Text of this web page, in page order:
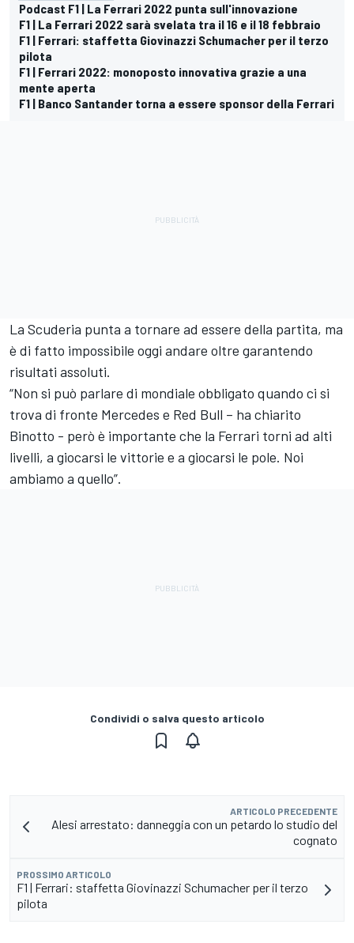
Podcast F1 | La Ferrari 2022 punta sull'innovazione
F1 | La Ferrari 2022 sarà svelata tra il 16 e il 18 febbraio
F1 | Ferrari: staffetta Giovinazzi Schumacher per il terzo
pilota
F1 | Ferrari 2022: monoposto innovativa grazie a una
mente aperta
F1 | Banco Santander torna a essere sponsor della Ferrari
La Scuderia punta a tornare ad essere della partita, ma
è di fatto impossibile oggi andare oltre garantendo
risultati assoluti.
“Non si può parlare di mondiale obbligato quando ci si
trova di fronte Mercedes e Red Bull – ha chiarito
Binotto - però è importante che la Ferrari torni ad alti
livelli, a giocarsi le vittorie e a giocarsi le pole. Noi
ambiamo a quello”.
Condividi o salva questo articolo
ARTICOLO PRECEDENTE
Alesi arrestato: danneggia con un petardo lo studio del
cognato
PROSSIMO ARTICOLO
F1 | Ferrari: staffetta Giovinazzi Schumacher per il terzo
pilota